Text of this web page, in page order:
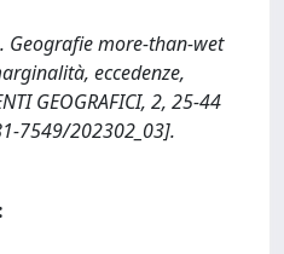
Geografie more-than-wet
eccedenze,
GEOGRAFICI, 2, 25-44
7549/202302_03].